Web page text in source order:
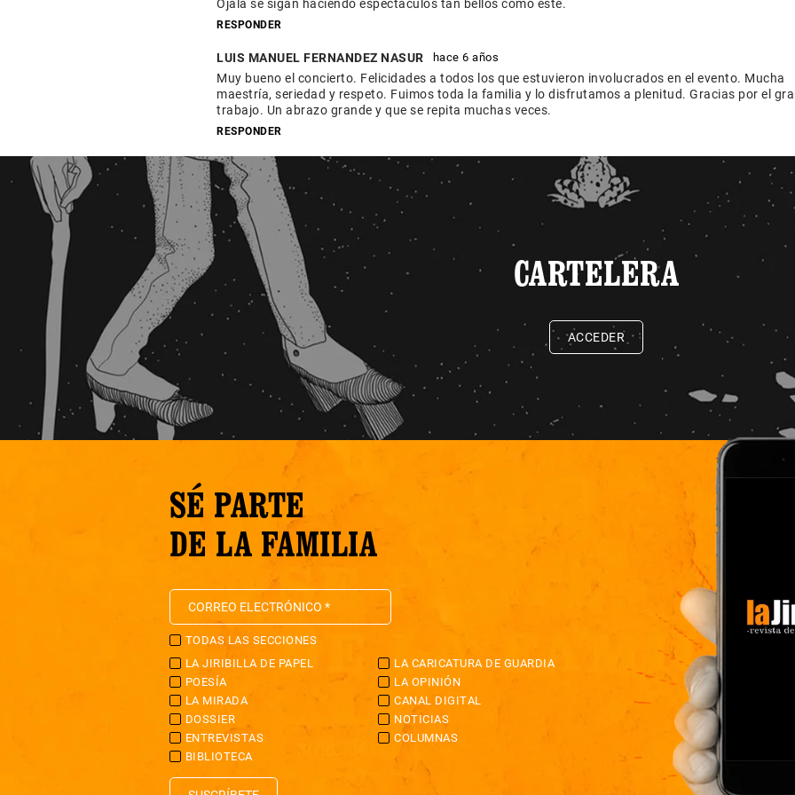
Ojalá se sigan haciendo espectáculos tan bellos como este.
RESPONDER
LUIS MANUEL FERNANDEZ NASUR hace 6 años
Muy bueno el concierto. Felicidades a todos los que estuvieron involucrados en el evento. Mucha
maestría, seriedad y respeto. Fuimos toda la familia y lo disfrutamos a plenitud. Gracias por el
trabajo. Un abrazo grande y que se repita muchas veces.
RESPONDER
CARTELERA
ACCEDER
SÉ PARTE
DE LA FAMILIA
TODAS LAS SECCIONES
LA JIRIBILLA DE PAPEL
LA CARICATURA DE GUARDIA
POESÍA
LA OPINIÓN
LA MIRADA
CANAL DIGITAL
DOSSIER
NOTICIAS
ENTREVISTAS
COLUMNAS
BIBLIOTECA